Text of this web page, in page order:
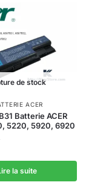
de stock
ACER
Batterie ACER
5220, 5920, 6920
la suite